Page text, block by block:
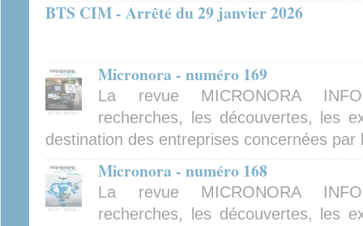
BTS CIM - Arrêté du 29 janvier 2026
Micronora - numéro 169
La revue MICRONORA
recherches, les découvertes, les
destination des entreprises concernées
Micronora - numéro 168
La revue MICRONORA
recherches, les découvertes, les